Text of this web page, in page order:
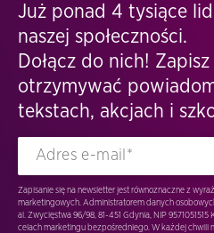
Już ponad 4 tysiące
naszej społeczności.
Dołącz do nich!
otrzymywać
tekstach, akcjach i
Zapisanie się na newsletter jest równoznaczne z
marketingowych. Administratorem danych
al. Zwycięstwa 96/98, 81-451 Gdynia, NIP
celach marketingu bezpośredniego. W każdej chwili